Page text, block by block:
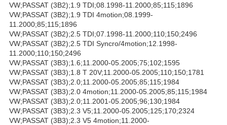
VW;PASSAT (3B2);1.9 TDI;08.1998-11.2000;85;115;1896
VW;PASSAT (3B2);1.9 TDI 4motion;08.1999-
11.2000;85;115;1896
VW;PASSAT (3B2);2.5 TDI;07.1998-11.2000;110;150;2496
VW;PASSAT (3B2);2.5 TDI Syncro/4motion;12.1998-
11.2000;110;150;2496
VW;PASSAT (3B3);1.6;11.2000-05.2005;75;102;1595
VW;PASSAT (3B3);1.8 T 20V;11.2000-05.2005;110;150;1781
VW;PASSAT (3B3);2.0;11.2000-05.2005;85;115;1984
VW;PASSAT (3B3);2.0 4motion;11.2000-05.2005;85;115;1984
VW;PASSAT (3B3);2.0;11.2001-05.2005;96;130;1984
VW;PASSAT (3B3);2.3 V5;11.2000-05.2005;125;170;2324
VW;PASSAT (3B3);2.3 V5 4motion;11.2000-